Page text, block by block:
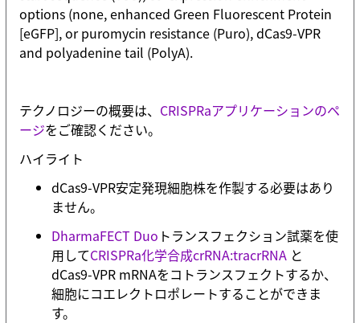
options (none, enhanced Green Fluorescent Protein
[eGFP], or puromycin resistance (Puro), dCas9-VPR
and polyadenine tail (PolyA).
テクノロジーの概要は、 CRISPRaアプリケーションのペ
ージをご確認ください。
ハイライト
dCas9-VPR安定発現細胞株を作製する必要はあり
ません。
DharmaFECT Duo トランスフェクション試薬を使
用してCRISPRa化学合成crRNA:tracrRNA と
dCas9-VPR mRNAをコトランスフェクトするか、
細胞にコエレクトロポレートすることができま
す。